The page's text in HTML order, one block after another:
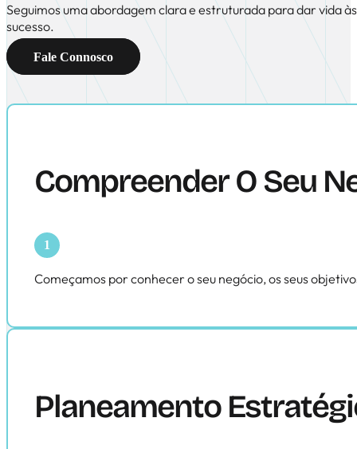
Seguimos uma abordagem clara e estruturada para dar vida
sucesso.
Fale Connosco
Compreender O Seu
Começamos por conhecer o seu negócio, os seus
Planeamento